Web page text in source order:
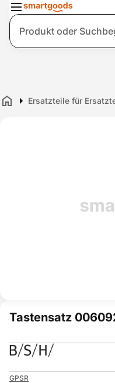
Suche
Home Ersatzteile für
Tastensatz
GPSR